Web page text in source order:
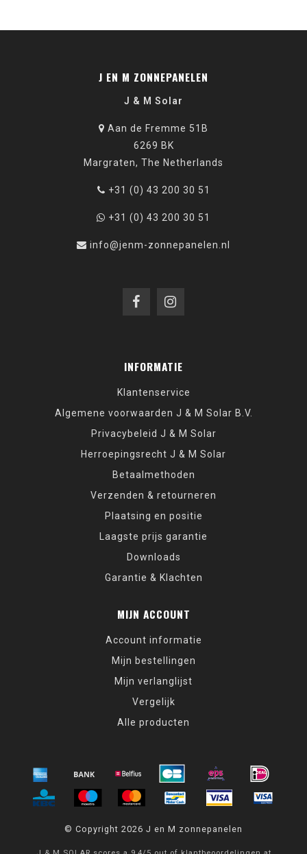
J EN M ZONNEPANELEN
J & M Solar
Aan de Fremme 51B
6269 BK
Margraten, The Netherlands
+31 (0) 43 200 30 51
+31 (0) 43 200 30 51
info@jenm-zonnepanelen.nl
INFORMATIE
Klantenservice
Algemene voorwaarden J & M Solar B.V.
Privacybeleid J & M Solar
Herroepingsrecht J & M Solar
Betaalmethoden
Verzenden & retourneren
Plaatsing en positie
Laagste prijs garantie
Downloads
Garantie & Klachten
MIJN ACCOUNT
Account informatie
Mijn bestellingen
Mijn verlanglijst
Vergelijk
Alle producten
© Copyright 2026 J en M zonnepanelen